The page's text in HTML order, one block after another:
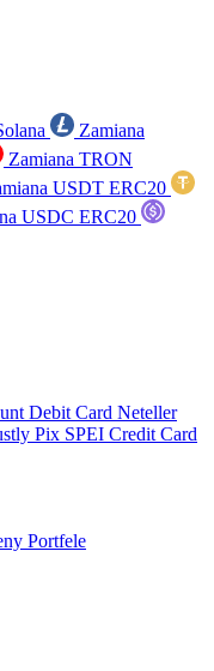
Zamiana
Zamiana TRON
USDT ERC20
USDC ERC20
Debit Card Neteller
Pix SPEI Credit Card
Portfele